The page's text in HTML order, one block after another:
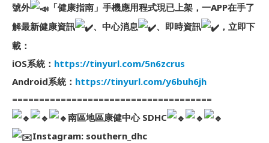
號外
「健康指南」手機應用程式現已上架，一APP在手了
解最新健康資訊
、中心消息 、即時資訊
，立即下
載：
iOS系統： https://tinyurl.com/5n6zcrus
Android系統： https://tinyurl.com/y6buh6jh
=====================================
南區地區康健中心 SDHC
Instagram: southern_dhc